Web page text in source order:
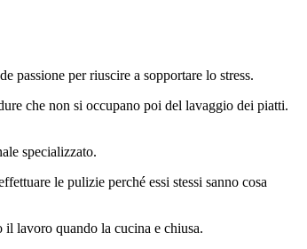
passione per riuscire a sopportare lo stress.
che non si occupano poi del lavaggio dei piatti.
specializzato.
le pulizie perché essi stessi sanno cosa
il lavoro quando la cucina e chiusa.